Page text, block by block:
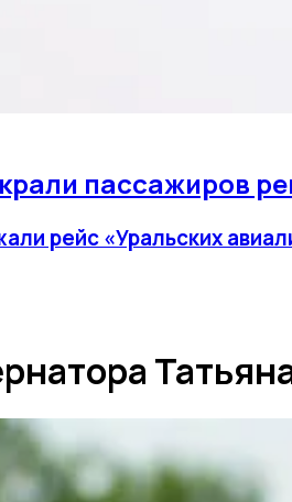
пассажиров
рейс «Уральских